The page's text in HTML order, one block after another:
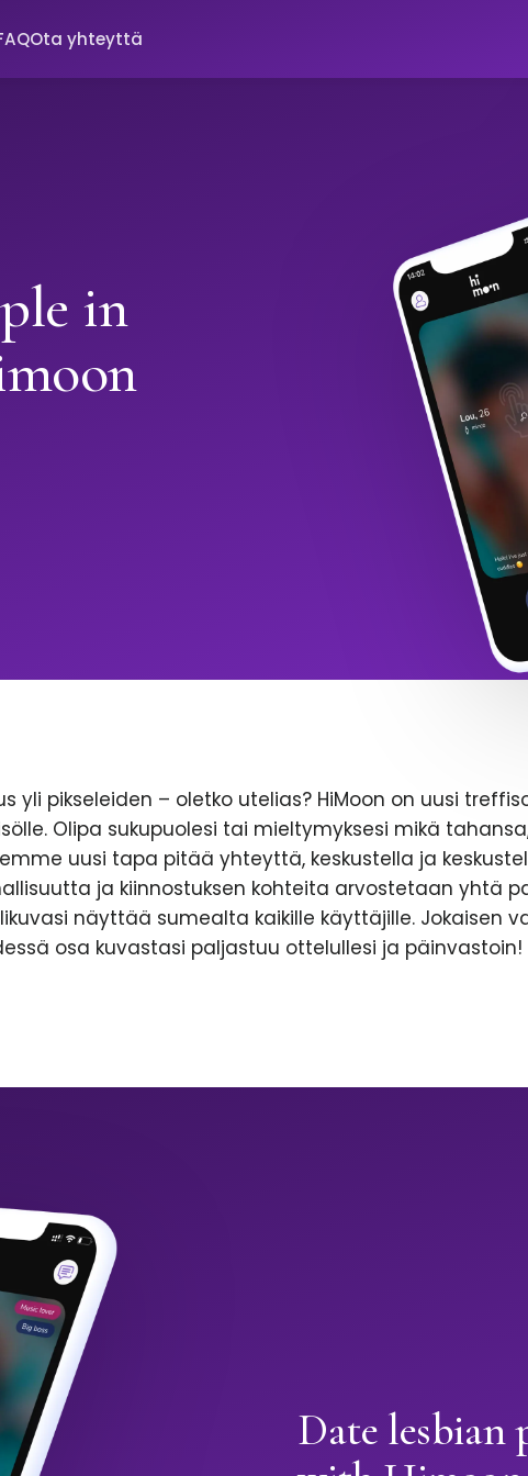
Ota yhteyttä
in
yli pikseleiden – oletko utelias? HiMoon on uusi
Olipa sukupuolesi tai mieltymyksesi mikä
uusi tapa pitää yhteyttä, keskustella ja
ja kiinnostuksen kohteita arvostetaan yhtä
näyttää sumealta kaikille käyttäjille. Jokaisen
osa kuvastasi paljastuu ottelullesi ja päinvastoin!
Date lesbian